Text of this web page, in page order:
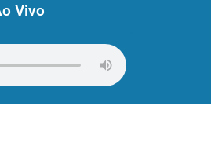
Vivo